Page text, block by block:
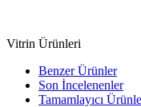
Vitrin Ürünleri
Benzer Ürünler
Son İncelenenler
Tamamlayıcı